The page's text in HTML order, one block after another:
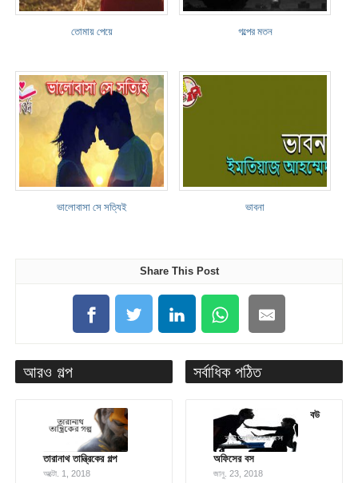
তোমায় পেয়ে গল্পের মতন
ভালোবাসা সে সত্যিই ভাবনা
Share This Post
আরও গল্প
তারানাথ তান্ত্রিকের গল্প
অক্টো. 1, 2018
সর্বাধিক পঠিত
বউ
অফিসের বস
জানু. 23, 2018